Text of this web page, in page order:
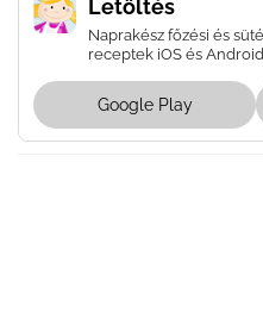
Letöltés
Naprakész főzési és
receptek iOS és
Google Play